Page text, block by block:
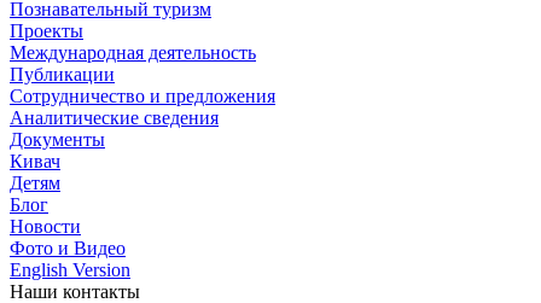
Познавательный туризм
Проекты
Международная деятельность
Публикации
Сотрудничество и предложения
Аналитические сведения
Документы
Кивач
Детям
Блог
Новости
Фото и Видео
English Version
Наши контакты